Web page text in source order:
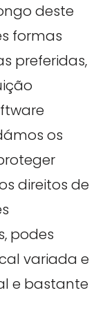
deste
formas
preferidas,
os
direitos de
podes
variada e
e bastante